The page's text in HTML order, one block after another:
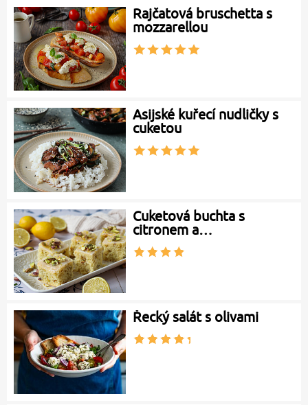
Rajčatová bruschetta s
mozzarellou
Asijské kuřecí nudličky s
cuketou
Cuketová buchta s
citronem a…
Řecký salát s olivami